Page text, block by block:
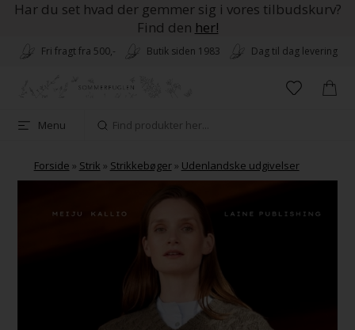
Har du set hvad der gemmer sig i vores tilbudskurv?
Find den her!
Fri fragt fra 500,- Butik siden 1983 Dag til dag levering
Menu
Forside » Strik » Strikkebøger» Udenlandske udgivelser